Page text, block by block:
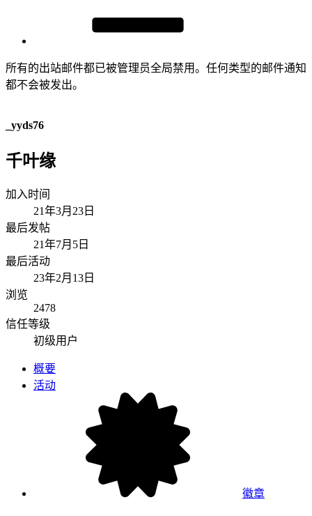
所有的出站邮件都已被管理员全局禁用。任何类型的邮件通知
都不会被发出。
_yyds76
千叶缘
加入时间
21年3月23日
最后发帖
21年7月5日
最后活动
23年2月13日
浏览
2478
信任等级
初级用户
概要
活动
徽章